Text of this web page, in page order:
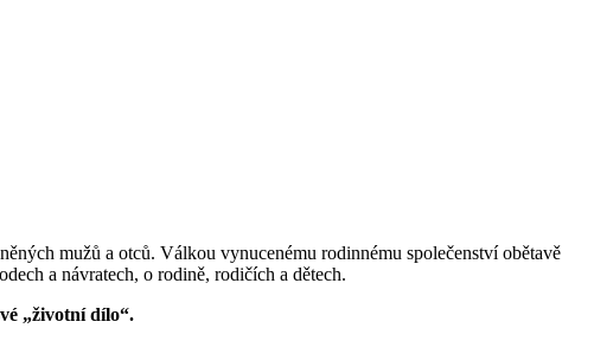
mužů a otců. Válkou vynucenému rodinnému společenství obětavě
a návratech, o rodině, rodičích a dětech.
„životní dílo“.